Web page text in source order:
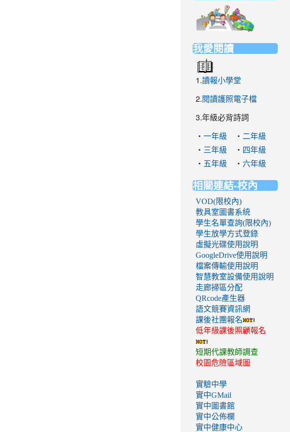
https://
我愛閱讀
1.讀報小學堂
2.閱讀護照電子檔
3.年級必背詩詞
‧ 一年級 ‧ 二年級
‧ 三年級 ‧ 四年級
‧ 五年級 ‧ 六年級
相關連結-校內
VOD(限校內)
教具室圖書系統
學生名單查詢(限校內)
學生放學方式登錄
虛擬光碟使用說明
GoogleDrive使用說明
檔案傳輸使用說明
智慧教室設備使用說明
走廊掃區分配
QRcode產生器
語文競賽資訊網
課後社團報名
低年級課後照顧報名
短期代課教師調查
校園危險區域圖
實驗中學
實中GMail
實中圖書館
實中公佈欄
實中健康中心